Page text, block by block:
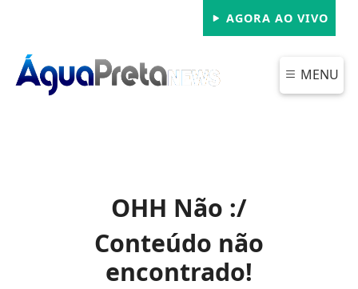
AGORA AO VIVO
MENU
OHH Não :/
Conteúdo não
encontrado!